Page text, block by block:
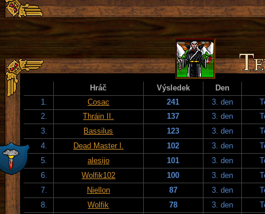
Hráč Výsledek
Den
1.
Cosac 241 3. den
2.
Thráin II. 137 3. den
3.
Bassilus 123 3. den
4.
Dead Master l. 102 3. den
5.
alesijo 101 3. den
6.
Wolfik102 100 3. den
7.
Niellon 87 3. den
8.
Wolfik 78 3. den